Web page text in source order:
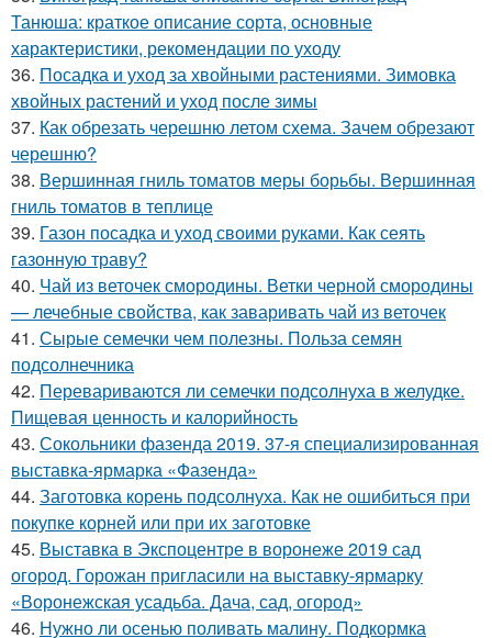
Танюша: краткое описание сорта, основные
характеристики, рекомендации по уходу
36. Посадка и уход за хвойными растениями. Зимовка
хвойных растений и уход после зимы
37. Как обрезать черешню летом схема. Зачем обрезают
черешню?
38. Вершинная гниль томатов меры борьбы. Вершинная
гниль томатов в теплице
39. Газон посадка и уход своими руками. Как сеять
газонную траву?
40. Чай из веточек смородины. Ветки черной смородины
— лечебные свойства, как заваривать чай из веточек
41. Сырые семечки чем полезны. Польза семян
подсолнечника
42. Перевариваются ли семечки подсолнуха в желудке.
Пищевая ценность и калорийность
43. Сокольники фазенда 2019. 37-я специализированная
выставка-ярмарка «Фазенда»
44. Заготовка корень подсолнуха. Как не ошибиться при
покупке корней или при их заготовке
45. Выставка в Экспоцентре в воронеже 2019 сад
огород. Горожан пригласили на выставку-ярмарку
«Воронежская усадьба. Дача, сад, огород»
46. Нужно ли осенью поливать малину. Подкормка